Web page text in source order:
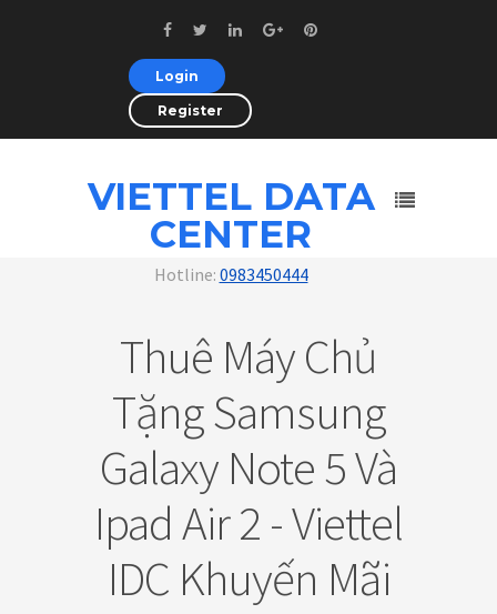
Login
Register
VIETTEL DATA
CENTER
Hotline: 0983450444
Thuê Máy Chủ
Tặng Samsung
Galaxy Note 5 Và
Ipad Air 2 - Viettel
IDC Khuyến Mãi